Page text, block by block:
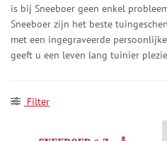
is bij Sneeboer geen enkel
Sneeboer zijn het beste
met een ingegraveerde
geeft u een leven lang tuinier
Filter